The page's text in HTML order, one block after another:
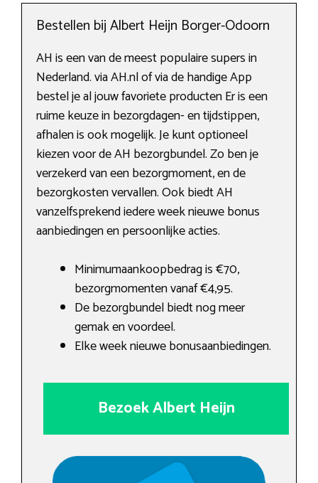
Bestellen bij Albert Heijn Borger-Odoorn
AH is een van de meest populaire supers in
Nederland. via AH.nl of via de handige App
bestel je al jouw favoriete producten Er is een
ruime keuze in bezorgdagen- en tijdstippen,
afhalen is ook mogelijk. Je kunt optioneel
kiezen voor de AH bezorgbundel. Zo ben je
verzekerd van een bezorgmoment, en de
bezorgkosten vervallen. Ook biedt AH
vanzelfsprekend iedere week nieuwe bonus
aanbiedingen en persoonlijke acties.
Minimumaankoopbedrag is €70,
bezorgmomenten vanaf €4,95.
De bezorgbundel biedt nog meer
gemak en voordeel.
Elke week nieuwe bonusaanbiedingen.
Bezoek Albert Heijn